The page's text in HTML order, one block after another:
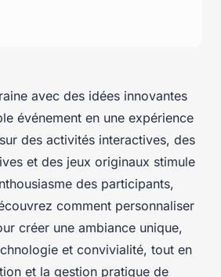
avec des idées innovantes
événement en une expérience
des activités interactives, des
et des jeux originaux stimule
des participants,
comment personnaliser
créer une ambiance unique,
et convivialité, tout en
et la gestion pratique de